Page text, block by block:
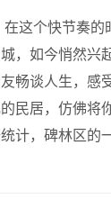
这个快节奏
，如今悄然
畅谈人生，
民居，仿佛
计，碑林区的